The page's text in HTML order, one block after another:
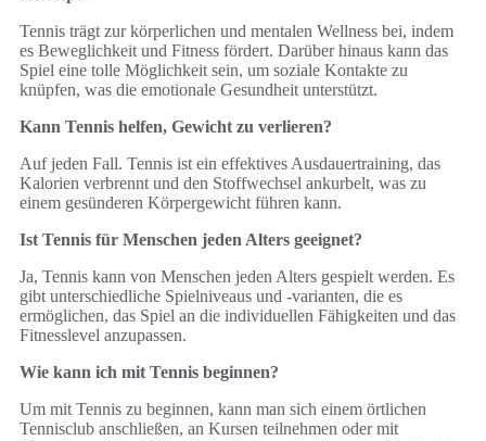
Tennis trägt zur körperlichen und mentalen Wellness bei, indem
es Beweglichkeit und Fitness fördert. Darüber hinaus kann das
Spiel eine tolle Möglichkeit sein, um soziale Kontakte zu
knüpfen, was die emotionale Gesundheit unterstützt.
Kann Tennis helfen, Gewicht zu verlieren?
Auf jeden Fall. Tennis ist ein effektives Ausdauertraining, das
Kalorien verbrennt und den Stoffwechsel ankurbelt, was zu
einem gesünderen Körpergewicht führen kann.
Ist Tennis für Menschen jeden Alters geeignet?
Ja, Tennis kann von Menschen jeden Alters gespielt werden. Es
gibt unterschiedliche Spielniveaus und -varianten, die es
ermöglichen, das Spiel an die individuellen Fähigkeiten und das
Fitnesslevel anzupassen.
Wie kann ich mit Tennis beginnen?
Um mit Tennis zu beginnen, kann man sich einem örtlichen
Tennisclub anschließen, an Kursen teilnehmen oder mit